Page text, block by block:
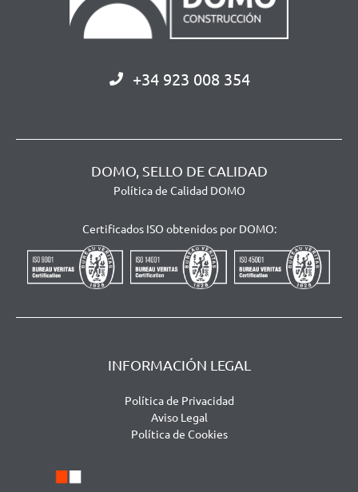
+34 923 008 354
DOMO, SELLO DE CALIDAD
Política de Calidad DOMO
Certificados ISO obtenidos por DOMO:
INFORMACIÓN LEGAL
Política de Privacidad
Aviso Legal
Política de Cookies